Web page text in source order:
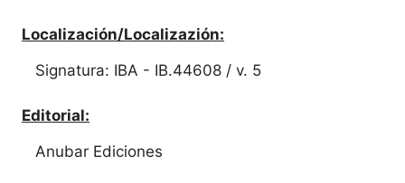
Localización/Localizazión:
Signatura: IBA - IB.44608 / v. 5
Editorial:
Anubar Ediciones